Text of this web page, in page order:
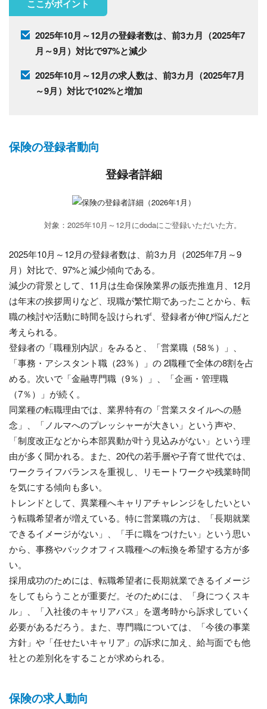
ここがポイント
2025年10月～12月の登録者数は、前3カ月（2025年7
月～9月）対比で97%と減少
2025年10月～12月の求人数は、前3カ月（2025年7月
～9月）対比で102%と増加
保険の登録者動向
登録者詳細
対象：2025年10月～12月にdodaにご登録いただいた方。
2025年10月～12月の登録者数は、前3カ月（2025年7月～9
月）対比で、97%と減少傾向である。
減少の背景として、11月は生命保険業界の販売推進月、12月
は年末の挨拶周りなど、現職が繁忙期であったことから、転
職の検討や活動に時間を設けられず、登録者が伸び悩んだと
考えられる。
登録者の「職種別内訳」をみると、「営業職（58％）」、
「事務・アシスタント職（23％）」の 2職種で全体の8割を占
める。次いで「金融専門職（9％）」、「企画・管理職
（7％）」が続く。
同業種の転職理由では、業界特有の「営業スタイルへの懸
念」、「ノルマへのプレッシャーが大きい」という声や、
「制度改正などから本部異動が叶う見込みがない」という理
由が多く聞かれる。また、20代の若手層や子育て世代では、
ワークライフバランスを重視し、リモートワークや残業時間
を気にする傾向も多い。
トレンドとして、異業種へキャリアチャレンジをしたいとい
う転職希望者が増えている。特に営業職の方は、「長期就業
できるイメージがない」、「手に職をつけたい」という思い
から、事務やバックオフィス職種への転換を希望する方が多
い。
採用成功のためには、転職希望者に長期就業できるイメージ
をしてもらうことが重要だ。そのためには、「身につくスキ
ル」、「入社後のキャリアパス」を選考時から訴求していく
必要があるだろう。また、専門職については、「今後の事業
方針」や「任せたいキャリア」の訴求に加え、給与面でも他
社との差別化をすることが求められる。
保険の求人動向